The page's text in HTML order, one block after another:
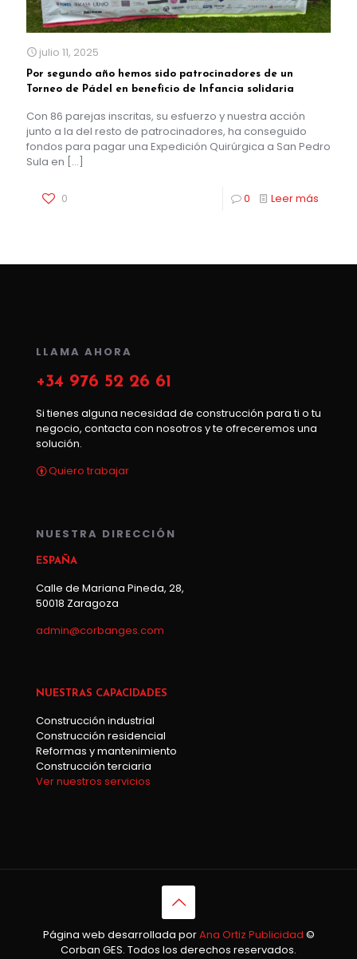
julio 11, 2025
Por segundo año hemos sido patrocinadores de un
Torneo de Pádel en beneficio de Infancia solidaria
Con 86 parejas inscritas, su esfuerzo y nuestra acción
junto a la del resto de patrocinadores, ha conseguido
fondos para pagar una Expedición Quirúrgica a San Pedro
Sula en […]
0 0 Leer más
LLAMA AHORA
+34 976 52 26 61
Si tienes alguna necesidad de construcción para ti o tu
negocio, contacta con nosotros y te ofreceremos una
solución.
Quiero trabajar
NUESTRA DIRECCIÓN
ESPAÑA
Calle de Mariana Pineda, 28,
50018 Zaragoza
admin@corbanges.com
NUESTRAS CAPACIDADES
Construcción industrial
Construcción residencial
Reformas y mantenimiento
Construcción terciaria
Ver nuestros servicios
Página web desarrollada porAna Ortiz Publicidad ©
Corban GES. Todos los derechos reservados.